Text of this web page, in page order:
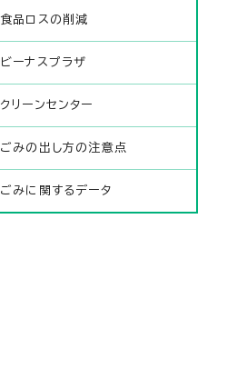
食品ロスの削減
ビーナスプラザ
クリーンセンター
ごみの出し方の注意点
ごみに関するデータ